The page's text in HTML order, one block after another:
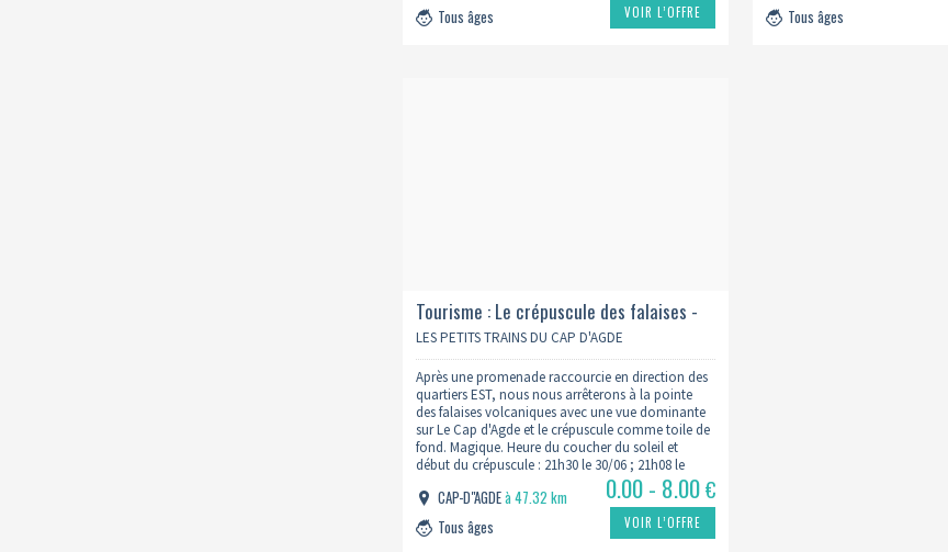
Tous âges
VOIR L’OFFRE
Tous âges
Tourisme : Le crépuscule des falaises -
50mn
LES PETITS TRAINS DU CAP D'AGDE
Après une promenade raccourcie en direction des
quartiers EST, nous nous arrêterons à la pointe
des falaises volcaniques avec une vue dominante
sur Le Cap d'Agde et le crépuscule comme toile de
fond. Magique. Heure du coucher du soleil et
début du crépuscule : 21h30 le 30/06 ; 21h08 le
CAP-D"AGDEà 47.32 km
Tous âges
0.00 - 8.00€
VOIR L’OFFRE